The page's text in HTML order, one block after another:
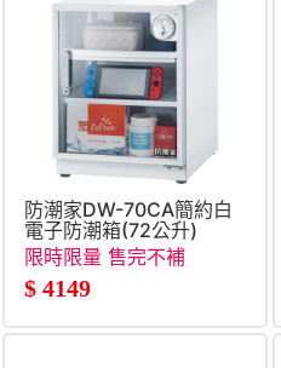
防潮家DW-70CA簡約白
電子防潮箱(72公升)
限時限量 售完不補
$ 4149